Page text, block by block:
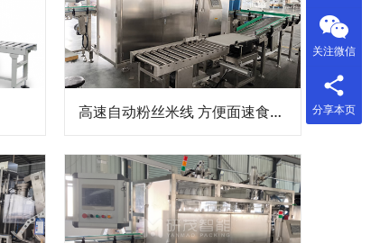
高速自动粉丝米线 方便面速食品袋面装箱机
关注微信
分享本页